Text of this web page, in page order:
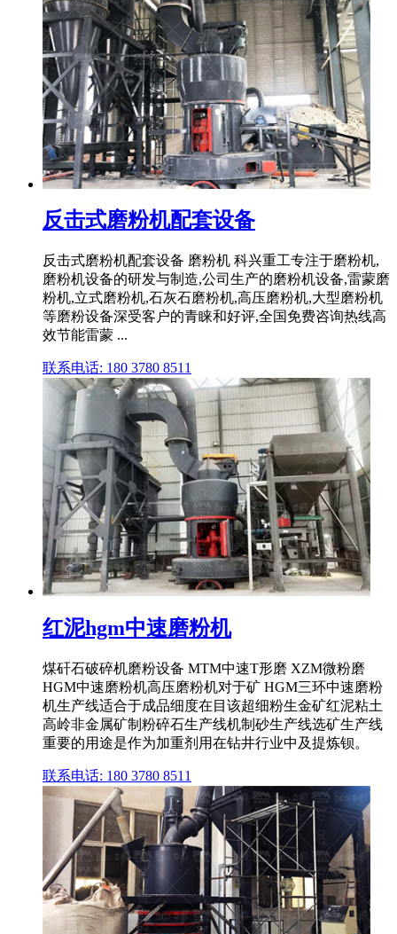
反击式磨粉机配套设备
反击式磨粉机配套设备 磨粉机 科兴重工专注于磨粉机,
磨粉机设备的研发与制造,公司生产的磨粉机设备,雷蒙磨
粉机,立式磨粉机,石灰石磨粉机,高压磨粉机,大型磨粉机
等磨粉设备深受客户的青睐和好评,全国免费咨询热线高
效节能雷蒙 ...
联系电话: 180 3780 8511
红泥hgm中速磨粉机
煤矸石破碎机磨粉设备 MTM中速T形磨 XZM微粉磨
HGM中速磨粉机高压磨粉机对于矿 HGM三环中速磨粉
机生产线适合于成品细度在目该超细粉生金矿红泥粘土
高岭非金属矿制粉碎石生产线机制砂生产线选矿生产线
重要的用途是作为加重剂用在钻井行业中及提炼钡。
联系电话: 180 3780 8511